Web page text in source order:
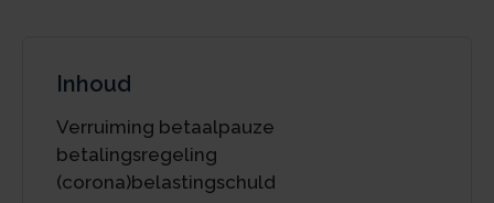
Inhoud
Verruiming betaalpauze
betalingsregeling
(corona)belastingschuld